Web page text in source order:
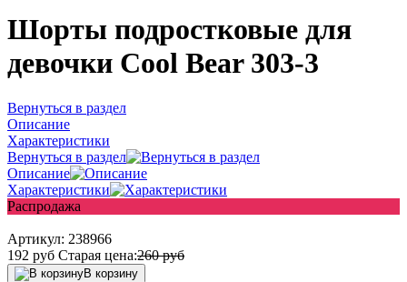
Шорты подростковые для
девочки Cool Bear 303-3
Вернуться в раздел
Описание
Характеристики
Вернуться в раздел
Описание
Характеристики
Распродажа
Артикул: 238966
192 руб Старая цена:260руб
В корзину